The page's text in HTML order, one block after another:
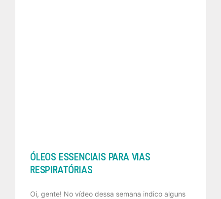
ÓLEOS ESSENCIAIS PARA VIAS
RESPIRATÓRIAS
Oi, gente! No vídeo dessa semana indico alguns